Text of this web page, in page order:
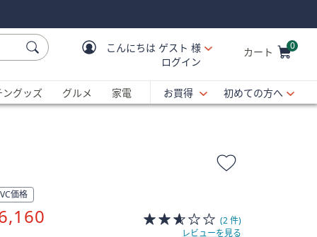
こんにちは ゲスト 様
ログイン
カート 0
ングッズ
グルメ 家電 お買得 初めての方へ
価格
(2 件)
レビューを見る